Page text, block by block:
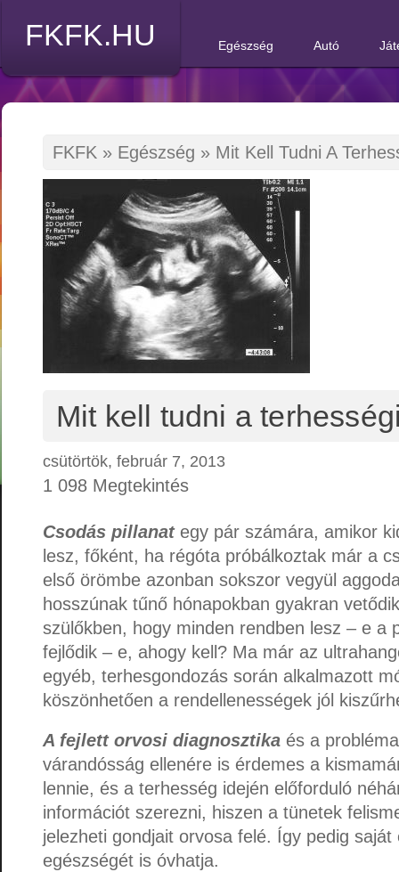
FKFK.HU Egészség Autó
FKFK » Egészség » Mit Kell Tudni A
Mit kell tudni a
csütörtök, február 7, 2013
1 098 Megtekintés
Csodás pillanategy pár számára, amikor
lesz, főként, ha régóta próbálkoztak már a
első örömbe azonban sokszor vegyül
hosszúnak tűnő hónapokban gyakran
szülőkben, hogy minden rendben lesz – e a
fejlődik – e, ahogy kell? Ma már az
egyéb, terhesgondozás során alkalmazott
köszönhetően a rendellenességek jól
A fejlett orvosi diagnosztika és a
várandósság ellenére is érdemes a
lennie, és a terhesség idején előforduló
információt szerezni, hiszen a tünetek
jelezheti gondjait orvosa felé. Így pedig saját
egészségét is óvhatja.